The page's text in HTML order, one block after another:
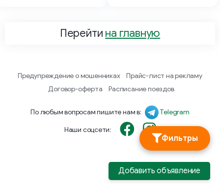
Фильтры
Перейти на главную
Предупреждение о мошенниках
Прайс-лист на рекламу
Договор-оферта
Расписание поездов
По любым вопросам пишите нам в: Telegram
Наши соцсети:
Добавить объявление